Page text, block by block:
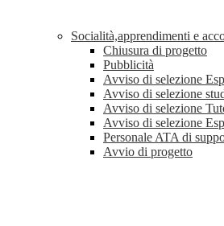
Socialità,apprendimenti e
Chiusura di progetto
Pubblicità
Avviso di selezione
Avviso di selezione
Avviso di selezione
Avviso di selezione
Personale ATA di
Avvio di progetto